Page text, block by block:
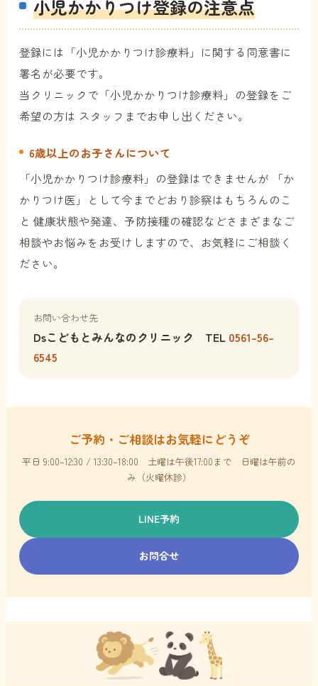
小児かかりつけ登録の注意点
登録には「小児かかりつけ診療料」に関する同意書に
署名が必要です。
当クリニックで「小児かかりつけ診療料」の登録をご
希望の方は スタッフまでお申し出ください。
6歳以上のお子さんについて
「小児かかりつけ診療料」の登録はできませんが 「か
かりつけ医」として今までどおり診察はもちろんのこ
と 健康状態や発達、予防接種の確認などさまざまなご
相談やお悩みをお受けしますので、お気軽にご相談く
ださい。
お問い合わせ先
Dsこどもとみんなのクリニック TEL 0561-56-
6545
ご予約・ご相談はお気軽にどうぞ
平日 9:00–12:30 / 13:30–18:00 土曜は午後17:00まで 日曜は午前の
み（火曜休診）
LINE予約
お問合せ